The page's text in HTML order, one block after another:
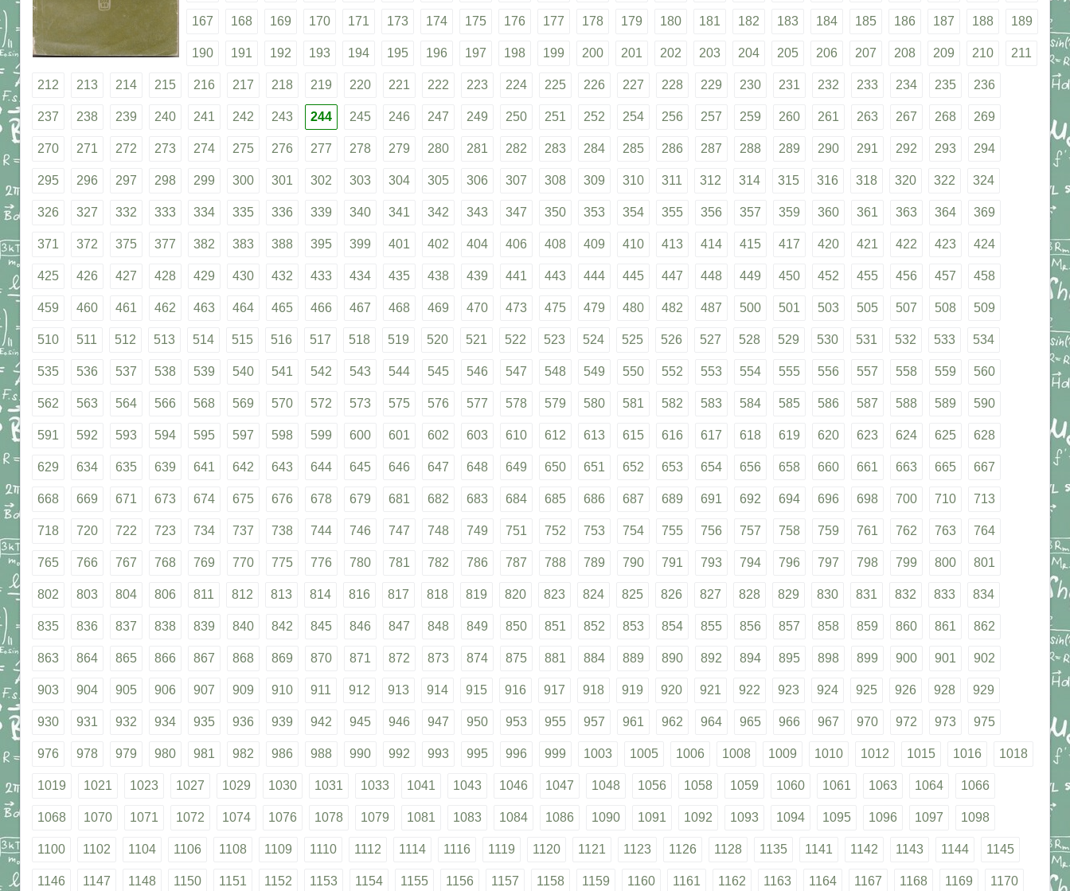
167 168 169 170 171 173 174 175 176 177 178 179 180 181 182 183 184 185 186 187 188 189
190 191 192 193 194 195 196 197 198 199 200 201 202 203 204 205 206 207 208 209 210 211
212 213 214 215 216 217 218 219 220 221 222 223 224 225 226 227 228 229 230 231 232 233 234 235 236
237 238 239 240 241 242 243 244 245 246 247 249 250 251 252 254 256 257 259 260 261 263 267 268 269
270 271 272 273 274 275 276 277 278 279 280 281 282 283 284 285 286 287 288 289 290 291 292 293 294
295 296 297 298 299 300 301 302 303 304 305 306 307 308 309 310 311 312 314 315 316 318 320 322 324
326 327 332 333 334 335 336 339 340 341 342 343 347 350 353 354 355 356 357 359 360 361 363 364 369
371 372 375 377 382 383 388 395 399 401 402 404 406 408 409 410 413 414 415 417 420 421 422 423 424
425 426 427 428 429 430 432 433 434 435 438 439 441 443 444 445 447 448 449 450 452 455 456 457 458
459 460 461 462 463 464 465 466 467 468 469 470 473 475 479 480 482 487 500 501 503 505 507 508 509
510 511 512 513 514 515 516 517 518 519 520 521 522 523 524 525 526 527 528 529 530 531 532 533 534
535 536 537 538 539 540 541 542 543 544 545 546 547 548 549 550 552 553 554 555 556 557 558 559 560
562 563 564 566 568 569 570 572 573 575 576 577 578 579 580 581 582 583 584 585 586 587 588 589 590
591 592 593 594 595 597 598 599 600 601 602 603 610 612 613 615 616 617 618 619 620 623 624 625 628
629 634 635 639 641 642 643 644 645 646 647 648 649 650 651 652 653 654 656 658 660 661 663 665 667
668 669 671 673 674 675 676 678 679 681 682 683 684 685 686 687 689 691 692 694 696 698 700 710 713
718 720 722 723 734 737 738 744 746 747 748 749 751 752 753 754 755 756 757 758 759 761 762 763 764
765 766 767 768 769 770 775 776 780 781 782 786 787 788 789 790 791 793 794 796 797 798 799 800 801
802 803 804 806 811 812 813 814 816 817 818 819 820 823 824 825 826 827 828 829 830 831 832 833 834
835 836 837 838 839 840 842 845 846 847 848 849 850 851 852 853 854 855 856 857 858 859 860 861 862
863 864 865 866 867 868 869 870 871 872 873 874 875 881 884 889 890 892 894 895 898 899 900 901 902
903 904 905 906 907 909 910 911 912 913 914 915 916 917 918 919 920 921 922 923 924 925 926 928 929
930 931 932 934 935 936 939 942 945 946 947 950 953 955 957 961 962 964 965 966 967 970 972 973 975
976 978 979 980 981 982 986 988 990 992 993 995 996 999 1003 1005 1006 1008 1009 1010 1012 1015 1016 1018
1019 1021 1023 1027 1029 1030 1031 1033 1041 1043 1046 1047 1048 1056 1058 1059 1060 1061 1063 1064 1066
1068 1070 1071 1072 1074 1076 1078 1079 1081 1083 1084 1086 1090 1091 1092 1093 1094 1095 1096 1097 1098
1100 1102 1104 1106 1108 1109 1110 1112 1114 1116 1119 1120 1121 1123 1126 1128 1135 1141 1142 1143 1144 1145
1146 1147 1148 1150 1151 1152 1153 1154 1155 1156 1157 1158 1159 1160 1161 1162 1163 1164 1167 1168 1169 1170